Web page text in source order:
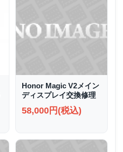
Honor Magic V2メイン
ディスプレイ交換修理
58,000円(税込)